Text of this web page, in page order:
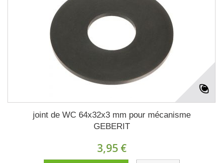
joint de WC 64x32x3 mm pour mécanisme
GEBERIT
3,95 €